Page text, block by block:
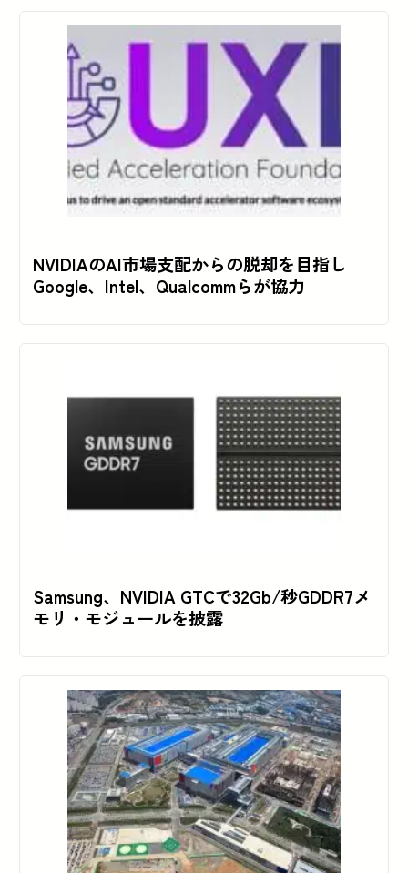
NVIDIAのAI市場支配からの脱却を目指し
Google、Intel、Qualcommらが協力
Samsung、NVIDIA GTCで32Gb/秒GDDR7メ
モリ・モジュールを披露